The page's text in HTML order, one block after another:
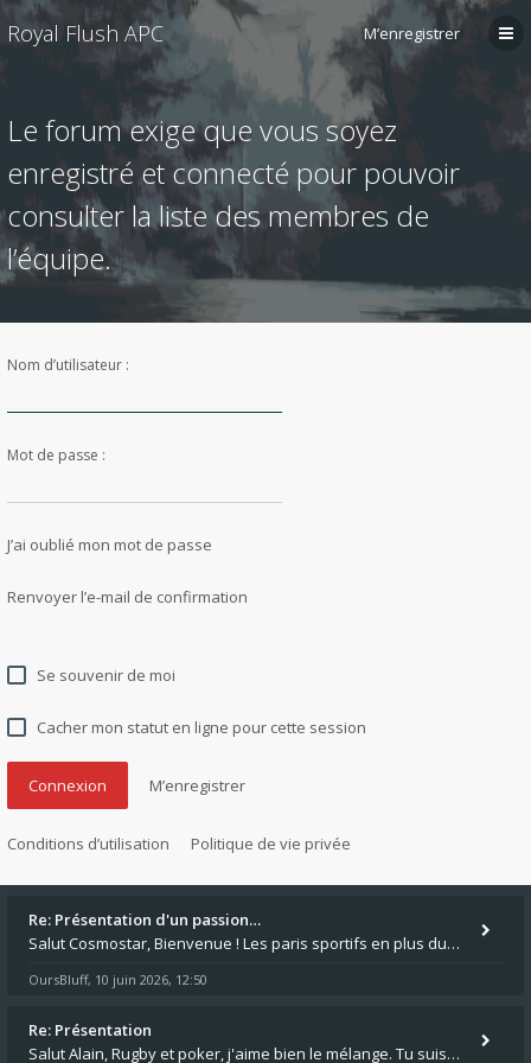
Royal Flush APC M’enregistrer
Le forum exige que vous soyez
enregistré et connecté pour pouvoir
consulter la liste des membres de
l’équipe.
Nom d’utilisateur :
Mot de passe :
J’ai oublié mon mot de passe
Renvoyer l’e-mail de confirmation
Se souvenir de moi
Cacher mon statut en ligne pour cette session
M’enregistrer
Conditions d’utilisation Politique de vie privée
Re: Présentation d'un passion…
Salut Cosmostar, Bienvenue ! Les paris sportifs en plus du poker, c'est ce que je fais aussi. Surtout la NBA, je mise su
OursBluff, 10 juin 2026, 12:50
Re: Présentation
Salut Alain, Rugby et poker, j'aime bien le mélange. Tu suis le rugby du coin ? Moi j'essaie d'aller voir des matchs de